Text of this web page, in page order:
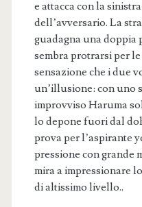
e attacca con la
dell’avversario. La
guadagna una doppia
sembra protrarsi per
sensazione che i due
un’illusione: con uno
improvviso Haruma
lo depone fuori dal
prova per l’aspirante
pressione con grande
mira a impressionare
di altissimo livello..